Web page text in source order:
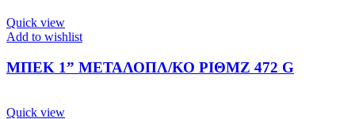
Quick view
Add to wishlist
ΜΠΕΚ 1” ΜΕΤΑΛΟΠΛ/ΚΟ ΡΙΘΜΖ 472 G
Quick view